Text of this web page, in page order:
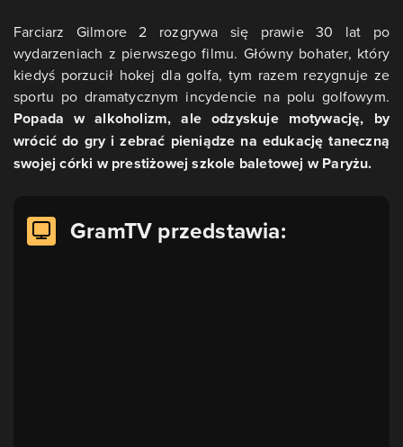
Farciarz Gilmore 2 rozgrywa się prawie 30 lat po
wydarzeniach z pierwszego filmu. Główny bohater, który
kiedyś porzucił hokej dla golfa, tym razem rezygnuje ze
sportu po dramatycznym incydencie na polu golfowym.
Popada w alkoholizm, ale odzyskuje motywację, by
wrócić do gry i zebrać pieniądze na edukację taneczną
swojej córki w prestiżowej szkole baletowej w Paryżu.
GramTV przedstawia: